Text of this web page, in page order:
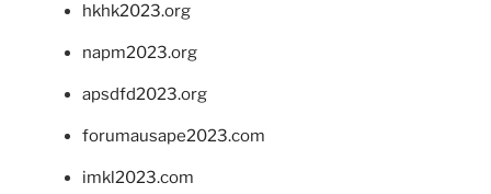
hkhk2023.org
napm2023.org
apsdfd2023.org
forumausape2023.com
imkl2023.com